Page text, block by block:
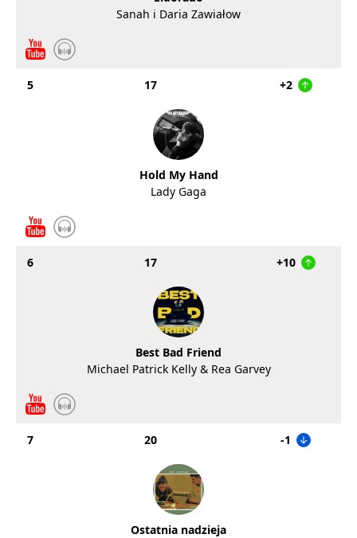
Sanah i Daria Zawiałow
5 17 +2
Hold My Hand
Lady Gaga
6 17 +10
Best Bad Friend
Michael Patrick Kelly & Rea Garvey
7 20 -1
Ostatnia nadzieja